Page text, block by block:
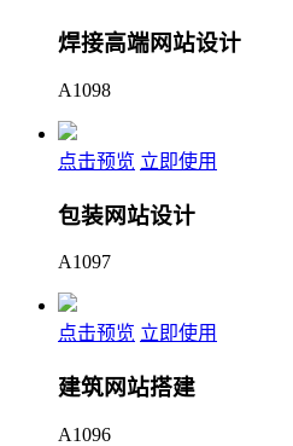
焊接高端网站设计
A1098
点击预览 立即使用
包装网站设计
A1097
点击预览 立即使用
建筑网站搭建
A1096